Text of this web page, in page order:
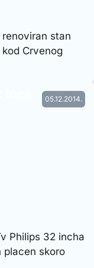
stan
Crvenog
05.12.2014.
Philips 32 incha
placen skoro